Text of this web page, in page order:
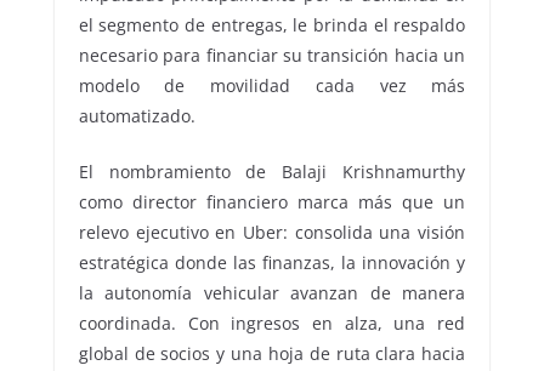
el segmento de entregas, le brinda el respaldo
necesario para financiar su transición hacia un
modelo de movilidad cada vez más
automatizado.
El nombramiento de Balaji Krishnamurthy
como director financiero marca más que un
relevo ejecutivo en Uber: consolida una visión
estratégica donde las finanzas, la innovación y
la autonomía vehicular avanzan de manera
coordinada. Con ingresos en alza, una red
global de socios y una hoja de ruta clara hacia